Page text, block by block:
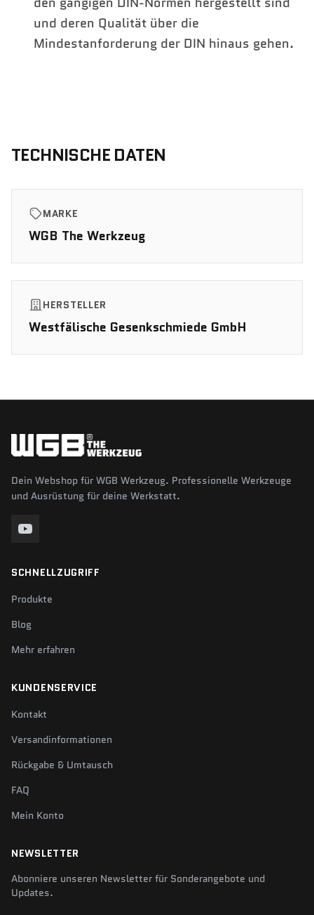
und deren Qualität über die
Mindestanforderung der DIN hinaus gehen.
TECHNISCHE DATEN
MARKE
WGB The Werkzeug
HERSTELLER
Westfälische Gesenkschmiede GmbH
Dein Webshop für WGB Werkzeug. Professionelle Werkzeuge
und Ausrüstung für deine Werkstatt.
SCHNELLZUGRIFF
Produkte
Blog
Mehr erfahren
KUNDENSERVICE
Kontakt
Versandinformationen
Rückgabe & Umtausch
FAQ
Mein Konto
NEWSLETTER
Abonniere unseren Newsletter für Sonderangebote und
Updates.